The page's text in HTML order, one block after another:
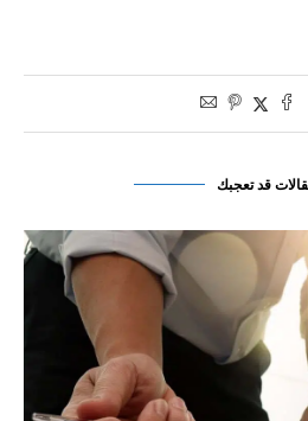
قد تعجبك